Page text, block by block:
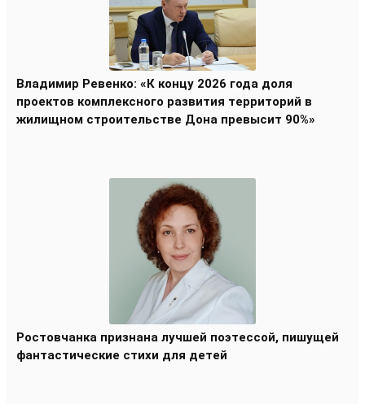
Владимир Ревенко: «К концу 2026 года доля
проектов комплексного развития территорий в
жилищном строительстве Дона превысит 90%»
Ростовчанка признана лучшей поэтессой, пишущей
фантастические стихи для детей